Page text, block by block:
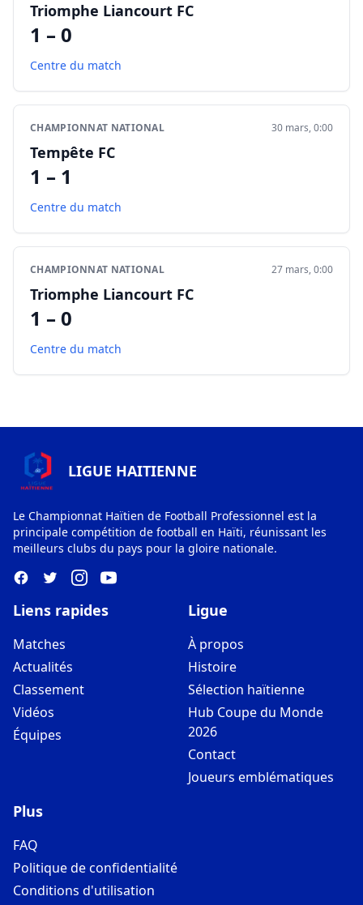
Triomphe Liancourt FC
1 – 0
Centre du match
CHAMPIONNAT NATIONAL 30 mars, 0:00
Tempête FC
1 – 1
Centre du match
CHAMPIONNAT NATIONAL 27 mars, 0:00
Triomphe Liancourt FC
1 – 0
Centre du match
LIGUE HAITIENNE
Le Championnat Haïtien de Football Professionnel est la
principale compétition de football en Haïti, réunissant les
meilleurs clubs du pays pour la gloire nationale.
Liens rapides
Matches
Actualités
Classement
Vidéos
Équipes
Ligue
À propos
Histoire
Sélection haïtienne
Hub Coupe du Monde
2026
Contact
Joueurs emblématiques
Plus
FAQ
Politique de confidentialité
Conditions d'utilisation